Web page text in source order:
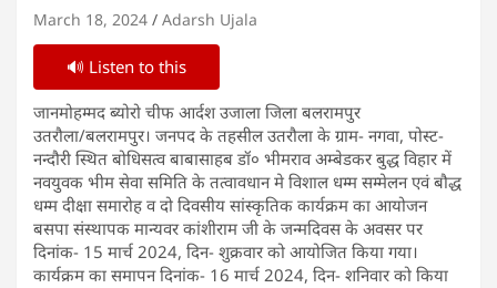
March 18, 2024 Adarsh Ujala
🔊 Listen to this
जानमोहम्मद ब्योरो चीफ आर्दश उजाला जिला बलरामपुर
उतरौला/बलरामपुर। जनपद के तहसील उतरौला के ग्राम- नगवा, पोस्ट-
नन्दौरी स्थित बोधिसत्व बाबासाहब डॉ० भीमराव अम्बेडकर बुद्ध विहार में
नवयुवक भीम सेवा समिति के तत्वावधान मे विशाल धम्म सम्मेलन एवं बौद्ध
धम्म दीक्षा समारोह व दो दिवसीय सांस्कृतिक कार्यक्रम का आयोजन
बसपा संस्थापक मान्यवर कांशीराम जी के जन्मदिवस के अवसर पर
दिनांक- 15 मार्च 2024, दिन- शुक्रवार को आयोजित किया गया।
कार्यक्रम का समापन दिनांक- 16 मार्च 2024, दिन- शनिवार को किया